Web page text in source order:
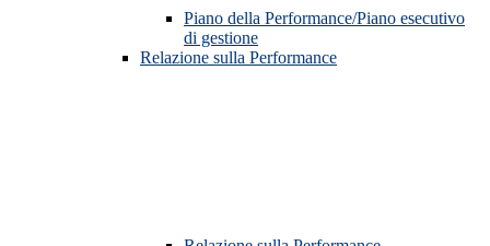
Piano della Performance/Piano esecutivo
di gestione
Relazione sulla Performance